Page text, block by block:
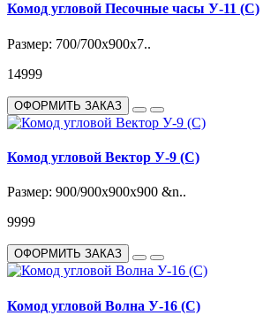
Комод угловой Песочные часы У-11 (С)
Размер: 700/700х900х7..
14999
ОФОРМИТЬ ЗАКАЗ
Комод угловой Вектор У-9 (С)
Размер: 900/900х900х900 &n..
9999
ОФОРМИТЬ ЗАКАЗ
Комод угловой Волна У-16 (С)